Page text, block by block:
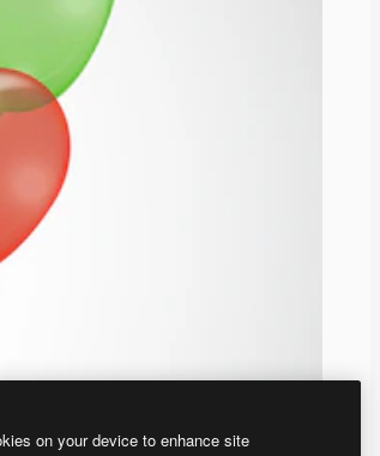
on your device to enhance site